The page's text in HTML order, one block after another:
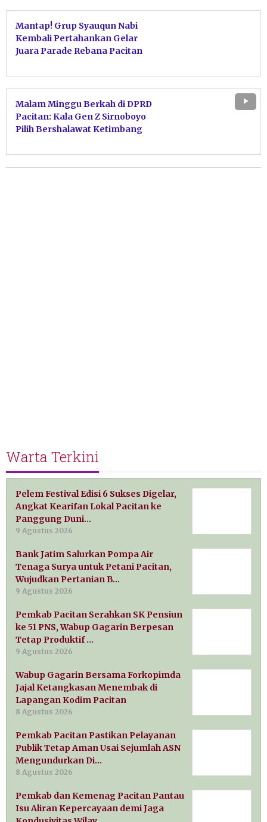
Mantap! Grup Syauqun Nabi
Kembali Pertahankan Gelar
Juara Parade Rebana Pacitan
Malam Minggu Berkah di DPRD
Pacitan: Kala Gen Z Sirnoboyo
Pilih Bershalawat Ketimbang
Warta Terkini
Pelem Festival Edisi 6 Sukses Digelar,
Angkat Kearifan Lokal Pacitan ke
Panggung Duni…
9 Agustus 2026
Bank Jatim Salurkan Pompa Air
Tenaga Surya untuk Petani Pacitan,
Wujudkan Pertanian B…
9 Agustus 2026
Pemkab Pacitan Serahkan SK Pensiun
ke 51 PNS, Wabup Gagarin Berpesan
Tetap Produktif …
9 Agustus 2026
Wabup Gagarin Bersama Forkopimda
Jajal Ketangkasan Menembak di
Lapangan Kodim Pacitan
8 Agustus 2026
Pemkab Pacitan Pastikan Pelayanan
Publik Tetap Aman Usai Sejumlah ASN
Mengundurkan Di…
8 Agustus 2026
Pemkab dan Kemenag Pacitan Pantau
Isu Aliran Kepercayaan demi Jaga